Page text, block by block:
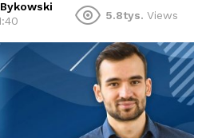
5.8tys. Views